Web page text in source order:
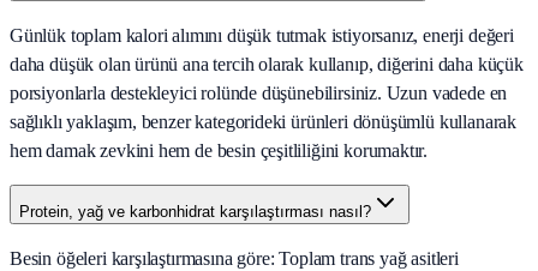
Günlük toplam kalori alımını düşük tutmak istiyorsanız, enerji değeri
daha düşük olan ürünü ana tercih olarak kullanıp, diğerini daha küçük
porsiyonlarla destekleyici rolünde düşünebilirsiniz. Uzun vadede en
sağlıklı yaklaşım, benzer kategorideki ürünleri dönüşümlü kullanarak
hem damak zevkini hem de besin çeşitliliğini korumaktır.
Protein, yağ ve karbonhidrat karşılaştırması nasıl?
Besin öğeleri karşılaştırmasına göre: Toplam trans yağ asitleri